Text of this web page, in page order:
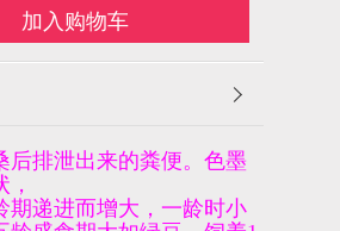
加入购物车
后排泄出来的粪便。色墨
期递进而增大，一龄时小